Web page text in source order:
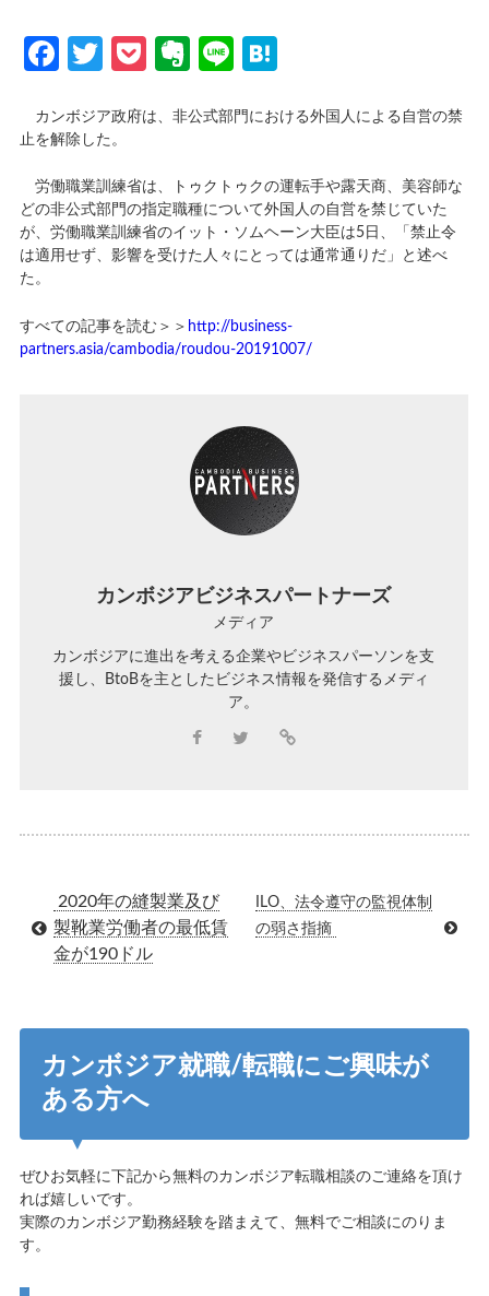
Facebook
Twitter
PocketEvernote
Line
カンボジア政府は、非公式部門における外国人による自営の禁
止を解除した。
労働職業訓練省は、トゥクトゥクの運転手や露天商、美容師な
どの非公式部門の指定職種について外国人の自営を禁じていた
が、労働職業訓練省のイット・ソムヘーン大臣は5日、「禁止令
は適用せず、影響を受けた人々にとっては通常通りだ」と述べ
た。
すべての記事を読む＞＞ http://business-
partners.asia/cambodia/roudou-20191007/
カンボジアビジネスパートナーズ
メディア
カンボジアに進出を考える企業やビジネスパーソンを支
援し、BtoBを主としたビジネス情報を発信するメディ
ア。
2020年の縫製業及び
製靴業労働者の最低賃
金が190ドル
ILO、法令遵守の監視体制
の弱さ指摘
カンボジア就職/転職にご興味が
ある方へ
ぜひお気軽に下記から無料のカンボジア転職相談のご連絡を頂け
れば嬉しいです。
実際のカンボジア勤務経験を踏まえて、無料でご相談にのりま
す。